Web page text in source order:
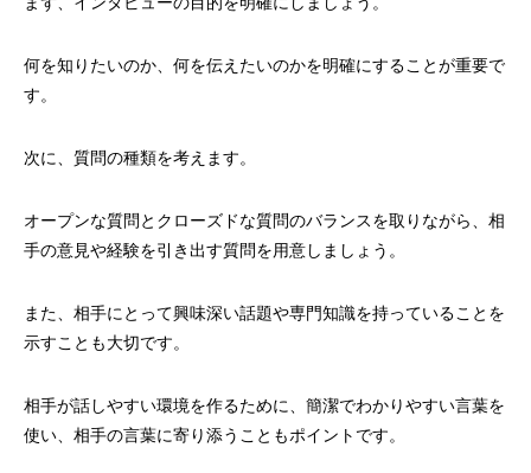
何を知りたいのか、何を伝えたいのかを明確にすることが重要で
す。
次に、質問の種類を考えます。
オープンな質問とクローズドな質問のバランスを取りながら、相
手の意見や経験を引き出す質問を用意しましょう。
また、相手にとって興味深い話題や専門知識を持っていることを
示すことも大切です。
相手が話しやすい環境を作るために、簡潔でわかりやすい言葉を
使い、相手の言葉に寄り添うこともポイントです。